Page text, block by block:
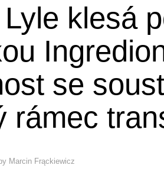
klesá
se
rámec
by Marcin Frąckiewicz